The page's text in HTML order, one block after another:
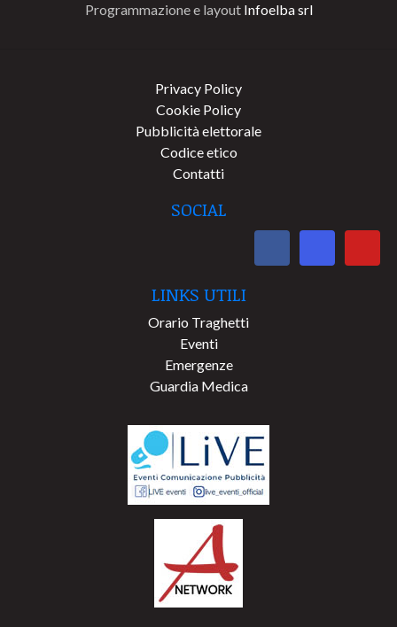
Programmazione e layout Infoelba srl
Privacy Policy
Cookie Policy
Pubblicità elettorale
Codice etico
Contatti
SOCIAL
LINKS UTILI
Orario Traghetti
Eventi
Emergenze
Guardia Medica